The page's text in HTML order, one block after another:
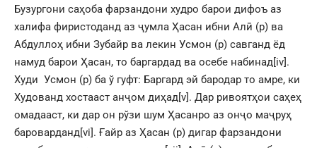
Бузургони саҳоба фарзандони худро барои дифоъ аз
халифа фиристоданд аз ҷумла Ҳасан ибни Алӣ (р) ва
Абдуллоҳ ибни Зубайр ва лекин Усмон (р) савганд ёд
намуд барои Ҳасан, то баргардад ва осебе набинад[iv].
Худи Усмон (р) ба ў гуфт: Баргард эй бародар то амре, ки
Худованд хостааст анҷом диҳад[v]. Дар ривоятҳои саҳеҳ
омадааст, ки дар он рўзи шум Ҳасанро аз онҷо маҷруҳ
бароварданд[vi]. Ғайр аз Ҳасан (р) дигар фарзандони